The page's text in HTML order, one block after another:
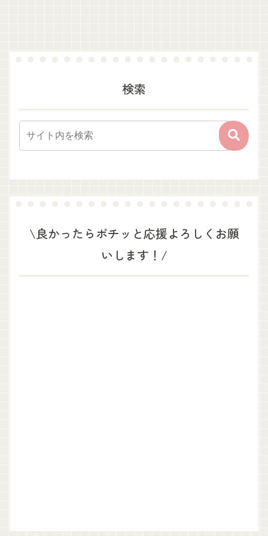
検索
\良かったらポチッと応援よろしくお願
いします！/